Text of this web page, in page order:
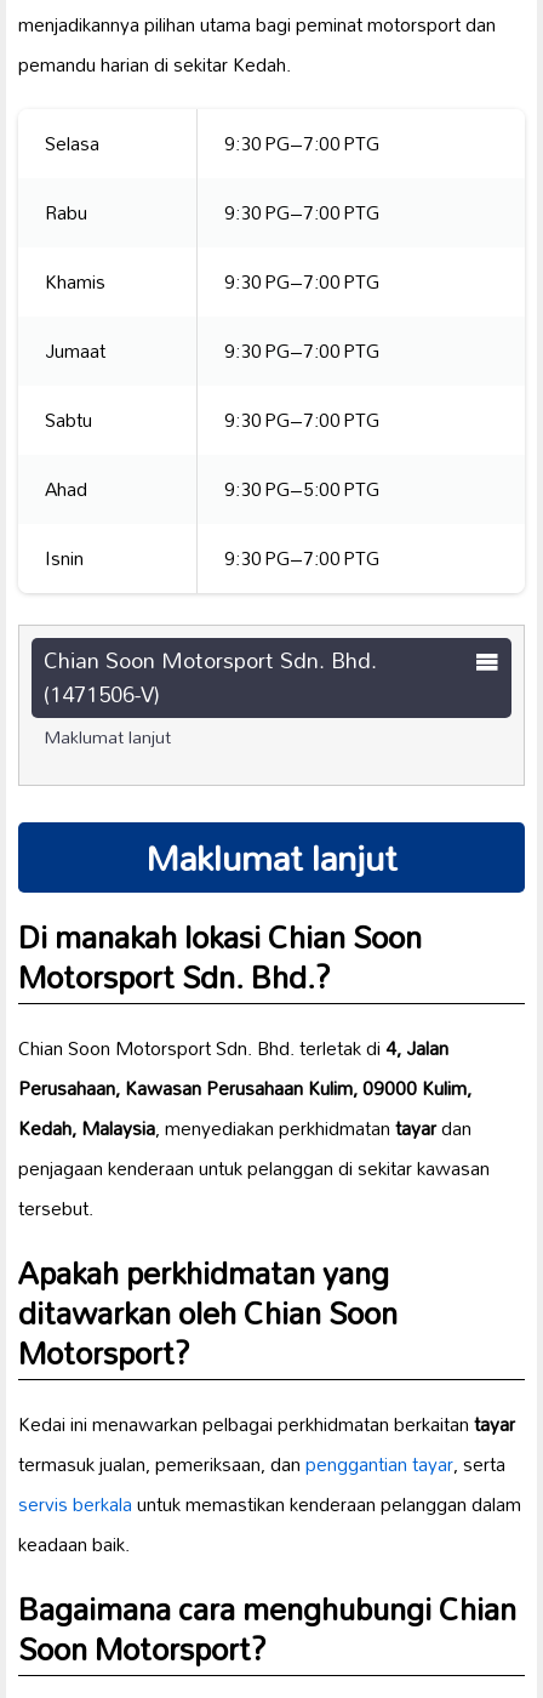
menjadikannya pilihan utama bagi peminat motorsport dan
pemandu harian di sekitar Kedah.
Selasa
9:30 PG–7:00 PTG
Rabu
9:30 PG–7:00 PTG
Khamis
9:30 PG–7:00 PTG
Jumaat
9:30 PG–7:00 PTG
Sabtu
9:30 PG–7:00 PTG
Ahad
9:30 PG–5:00 PTG
Isnin
9:30 PG–7:00 PTG
Chian Soon Motorsport Sdn. Bhd.
(1471506-V)
Maklumat lanjut
Maklumat lanjut
Di manakah lokasi Chian Soon
Motorsport Sdn. Bhd.?
Chian Soon Motorsport Sdn. Bhd. terletak di4, Jalan
Perusahaan, Kawasan Perusahaan Kulim, 09000 Kulim,
Kedah, Malaysia, menyediakan perkhidmatantayardan
penjagaan kenderaan untuk pelanggan di sekitar kawasan
tersebut.
Apakah perkhidmatan yang
ditawarkan oleh Chian Soon
Motorsport?
Kedai ini menawarkan pelbagai perkhidmatan berkaitantayar
termasuk jualan, pemeriksaan, danpenggantian tayar, serta
servis berkalauntuk memastikan kenderaan pelanggan dalam
keadaan baik.
Bagaimana cara menghubungi Chian
Soon Motorsport?